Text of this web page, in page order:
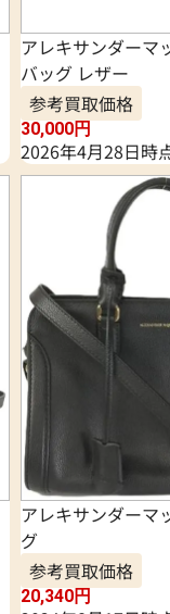
アレキサンダーマ
バッグ レザー
参考買取価格
30,000円
2026年4月28日時
アレキサンダーマ
グ
参考買取価格
20,340円